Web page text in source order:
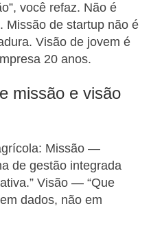
você refaz. Não é
de startup não é
Visão de jovem é
20 anos.
missão e visão
Missão —
de gestão integrada
Visão — “Que
dados, não em